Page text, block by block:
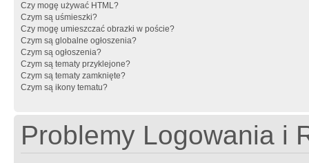
Czy mogę używać HTML?
Czym są uśmieszki?
Czy mogę umieszczać obrazki w poście?
Czym są globalne ogłoszenia?
Czym są ogłoszenia?
Czym są tematy przyklejone?
Czym są tematy zamknięte?
Czym są ikony tematu?
Problemy Logowania i